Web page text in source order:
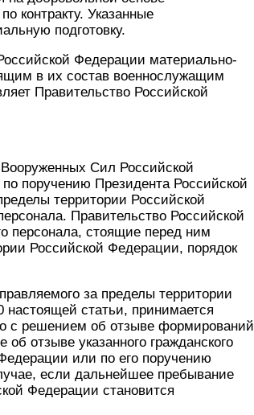
контракту. Указанные
подготовку.
Федерации материально-
в их состав военнослужащим
Правительство Российской
Сил Российской
поручению Президента Российской
территории Российской
Правительство Российской
персонала, стоящие перед ним
Российской Федерации, порядок
за пределы территории
настоящей статьи, принимается
с решением об отзыве формирований
отзыве указанного гражданского
или по его поручению
если дальнейшее пребывание
Федерации становится